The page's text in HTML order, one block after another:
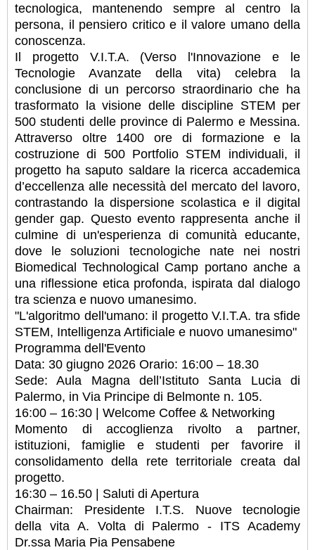
tecnologica, mantenendo sempre al centro la
persona, il pensiero critico e il valore umano della
conoscenza.
Il progetto V.I.T.A. (Verso l'Innovazione e le
Tecnologie Avanzate della vita) celebra la
conclusione di un percorso straordinario che ha
trasformato la visione delle discipline STEM per
500 studenti delle province di Palermo e Messina.
Attraverso oltre 1400 ore di formazione e la
costruzione di 500 Portfolio STEM individuali, il
progetto ha saputo saldare la ricerca accademica
d’eccellenza alle necessità del mercato del lavoro,
contrastando la dispersione scolastica e il digital
gender gap. Questo evento rappresenta anche il
culmine di un'esperienza di comunità educante,
dove le soluzioni tecnologiche nate nei nostri
Biomedical Technological Camp portano anche a
una riflessione etica profonda, ispirata dal dialogo
tra scienza e nuovo umanesimo.
"L'algoritmo dell'umano: il progetto V.I.T.A. tra sfide
STEM, Intelligenza Artificiale e nuovo umanesimo"
Programma dell'Evento
Data: 30 giugno 2026 Orario: 16:00 – 18.30
Sede: Aula Magna dell’Istituto Santa Lucia di
Palermo, in Via Principe di Belmonte n. 105.
16:00 – 16:30 | Welcome Coffee & Networking
Momento di accoglienza rivolto a partner,
istituzioni, famiglie e studenti per favorire il
consolidamento della rete territoriale creata dal
progetto.
16:30 – 16.50 | Saluti di Apertura
Chairman: Presidente I.T.S. Nuove tecnologie
della vita A. Volta di Palermo - ITS Academy
Dr.ssa Maria Pia Pensabene